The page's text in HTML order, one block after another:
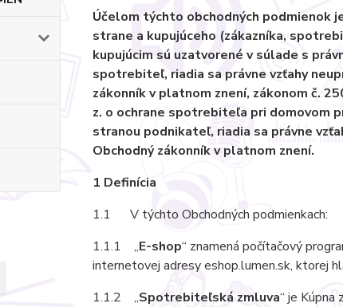
Účelom týchto obchodných podmienok
strane a kupujúceho (zákazníka,
kupujúcim sú uzatvorené v súlade s
spotrebiteľ, riadia sa právne vzťahy
zákonník v platnom znení, zákonom č.
z. o ochrane spotrebiteľa pri domovom
stranou podnikateľ, riadia sa právne
Obchodný zákonník v platnom znení.
1 Definícia
1.1 V týchto Obchodných podmienkach:
1.1.1 „E-shop“ znamená počítačový
internetovej adresy eshop.lumen.sk, ktorej
1.1.2 „Spotrebiteľská zmluva“ je Kúpna